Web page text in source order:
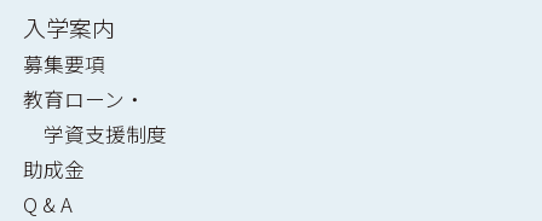
入学案内
募集要項
教育ローン・
学資支援制度
助成金
Q & A